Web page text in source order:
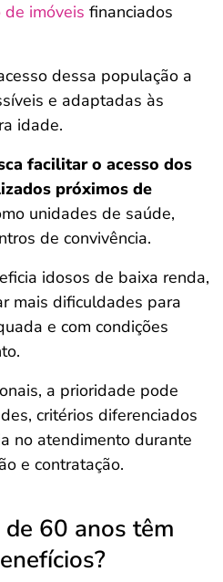
de imóveis financiados
dessa população a
e adaptadas às
idade.
facilitar o acesso dos
próximos de
unidades de saúde,
de convivência.
idosos de baixa renda,
mais dificuldades para
e com condições
a prioridade pode
critérios diferenciados
no atendimento durante
e contratação.
60 anos têm